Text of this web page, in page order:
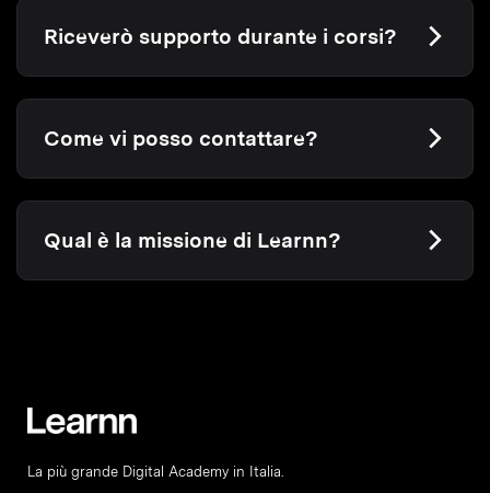
Riceverò supporto durante i corsi?
Come vi posso contattare?
Qual è la missione di Learnn?
La più grande Digital Academy in Italia.